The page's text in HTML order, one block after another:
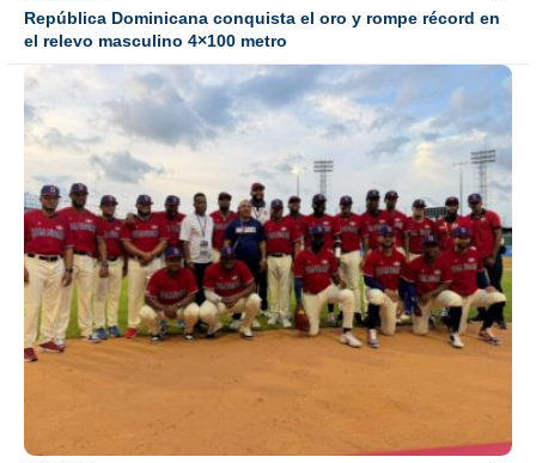
República Dominicana conquista el oro y rompe récord en
el relevo masculino 4×100 metro